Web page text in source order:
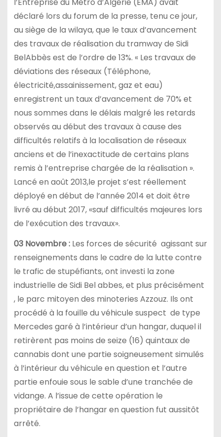
l’Entreprise du Metro d’Algérie (EMA) avait
déclaré lors du forum de la presse, tenu ce jour,
au siège de la wilaya, que le taux d’avancement
des travaux de réalisation du tramway de Sidi
BelAbbès est de l’ordre de 13%. « Les travaux de
déviations des réseaux (Téléphone,
électricité,assainissement, gaz et eau)
enregistrent un taux d’avancement de 70% et
nous sommes dans le délais malgré les retards
observés au début des travaux à cause des
difficultés relatifs à la localisation de réseaux
anciens et de l’inexactitude de certains plans
remis à l’entreprise chargée de la réalisation ».
Lancé en août 2013,le projet s’est réellement
déployé en début de l’année 2014 et doit être
livré au début 2017, «sauf difficultés majeures lors
de l’exécution des travaux».
03 Novembre :Les forces de sécurité agissant sur
renseignements dans le cadre de la lutte contre
le trafic de stupéfiants, ont investi la zone
industrielle de Sidi Bel abbes, et plus précisément
, le parc mitoyen des minoteries Azzouz. Ils ont
procédé à la fouille du véhicule suspect de type
Mercedes garé à l’intérieur d’un hangar, duquel il
retirèrent pas moins de seize (16) quintaux de
cannabis dont une partie soigneusement simulés
à l’intérieur du véhicule en question et l’autre
partie enfouie sous le sable d’une tranchée de
vidange. A l’issue de cette opération le
propriétaire de l’hangar en question fut aussitôt
arrêté.